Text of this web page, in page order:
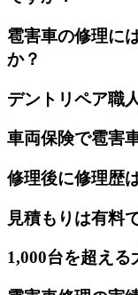
雹害車の修理に
か？
デントリペア職
車両保険で雹害
修理後に修理歴
見積もりは有料
1,000台を超える